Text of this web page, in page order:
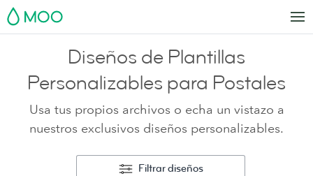
MOO
Diseños de Plantillas
Personalizables para Postales
Usa tus propios archivos o echa un vistazo a
nuestros exclusivos diseños personalizables.
Filtrar diseños